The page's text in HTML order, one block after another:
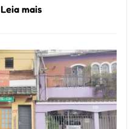
Leia mais:
Manga
Se
Tornou
Um